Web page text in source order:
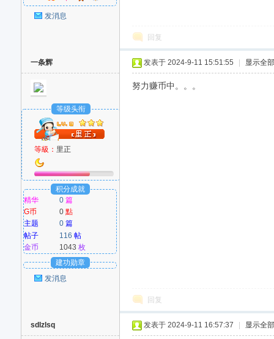
好
者
发消息
回复
一条辉
等级头衔
等級： 里正
积分成就
精华
0 篇
G币
0點
主题
0 篇
帖子
116 帖
金币
1043枚
建功勋章
发消息
发表于 2024-9-11 15:51:55 显示全
努力赚币中。。。
回复
sdlzlsq 发表于 2024-9-11 16:57:37 显示全